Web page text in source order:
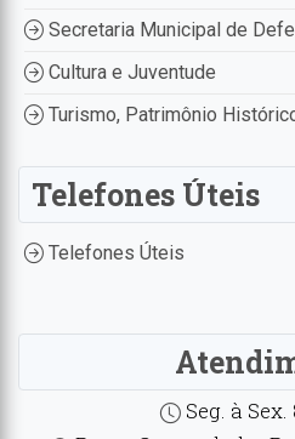
Secretaria Municipal de
Cultura e Juventude
Turismo, Patrimônio
Telefones Úteis
Telefones Úteis
Seg. à